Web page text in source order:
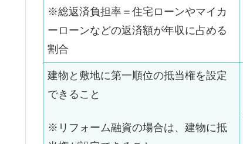
※総返済負担率＝住宅ローンやマイカ
ーローンなどの返済額が年収に占める
割合
建物と敷地に第一順位の抵当権を設定
できること
※リフォーム融資の場合は、建物に抵